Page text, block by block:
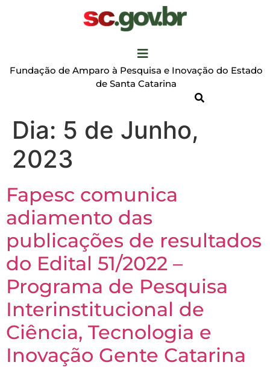
Fundação de Amparo à Pesquisa e Inovação do Estado
de Santa Catarina
Dia: 5 de Junho,
2023
Fapesc comunica
adiamento das
publicações de resultados
do Edital 51/2022 –
Programa de Pesquisa
Interinstitucional de
Ciência, Tecnologia e
Inovação Gente Catarina